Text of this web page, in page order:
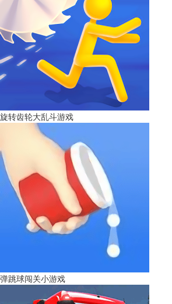
旋转齿轮大乱斗游戏
弹跳球闯关小游戏